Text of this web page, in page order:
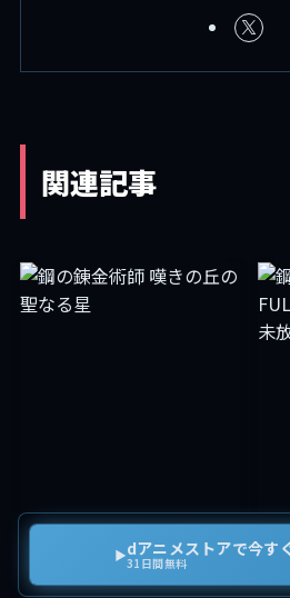
▶dアニメストアで今す
31日間無料
関連記事